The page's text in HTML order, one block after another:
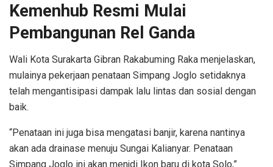
Kemenhub Resmi Mulai
Pembangunan Rel Ganda
Wali Kota Surakarta Gibran Rakabuming Raka menjelaskan,
mulainya pekerjaan penataan Simpang Joglo setidaknya
telah mengantisipasi dampak lalu lintas dan sosial dengan
baik.
“Penataan ini juga bisa mengatasi banjir, karena nantinya
akan ada drainase menuju Sungai Kalianyar. Penataan
Simpang Joglo ini akan menjdi Ikon baru di kota Solo,”